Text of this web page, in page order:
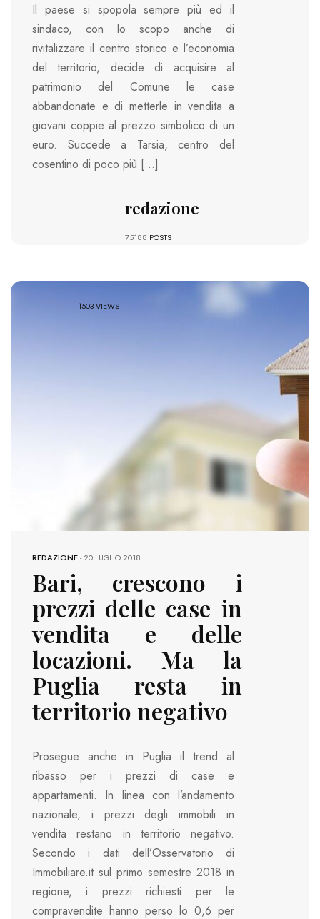
Il paese si spopola sempre più ed il
sindaco, con lo scopo anche di
rivitalizzare il centro storico e l’economia
del territorio, decide di acquisire al
patrimonio del Comune le case
abbandonate e di metterle in vendita a
giovani coppie al prezzo simbolico di un
euro. Succede a Tarsia, centro del
cosentino di poco più […]
redazione
75188 POSTS
1503 VIEWS
REDAZIONE-20 LUGLIO 2018
Bari, crescono i
prezzi delle case in
vendita e delle
locazioni. Ma la
Puglia resta in
territorio negativo
Prosegue anche in Puglia il trend al
ribasso per i prezzi di case e
appartamenti. In linea con l’andamento
nazionale, i prezzi degli immobili in
vendita restano in territorio negativo.
Secondo i dati dell’Osservatorio di
Immobiliare.it sul primo semestre 2018 in
regione, i prezzi richiesti per le
compravendite hanno perso lo 0,6 per